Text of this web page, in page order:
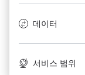
데이터
서비스 범위